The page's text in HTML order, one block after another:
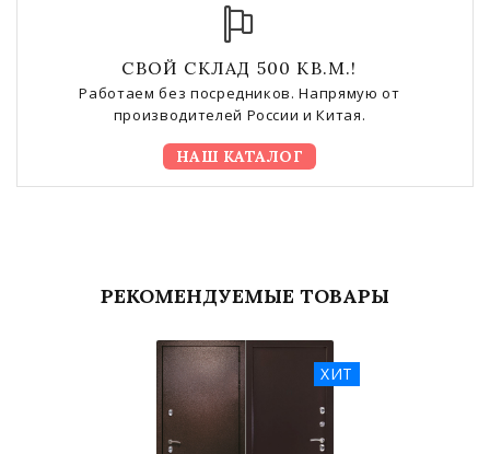
СВОЙ СКЛАД 500 КВ.М.!
Работаем без посредников. Напрямую от
производителей России и Китая.
НАШ КАТАЛОГ
РЕКОМЕНДУЕМЫЕ ТОВАРЫ
ХИТ